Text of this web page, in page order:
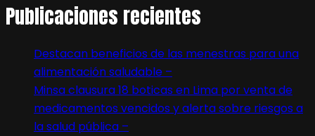
Publicaciones recientes
Destacan beneficios de las menestras para una
alimentación saludable –
Minsa clausura 18 boticas en Lima por venta de
medicamentos vencidos y alerta sobre riesgos a
la salud pública –